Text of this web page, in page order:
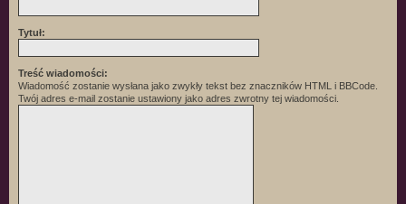
Tytuł:
Treść wiadomości:
Wiadomość zostanie wysłana jako zwykły tekst bez znaczników HTML i BBCode.
Twój adres e-mail zostanie ustawiony jako adres zwrotny tej wiadomości.